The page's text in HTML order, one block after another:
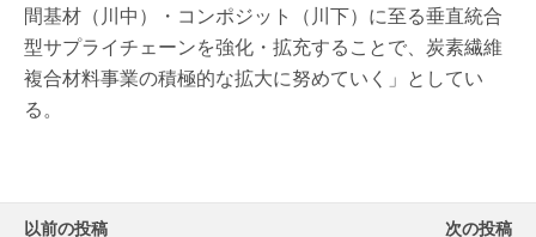
間基材（川中）・コンポジット（川下）に至る垂直統合
型サプライチェーンを強化・拡充することで、炭素繊維
複合材料事業の積極的な拡大に努めていく」としてい
る。
以前の投稿 次の投稿